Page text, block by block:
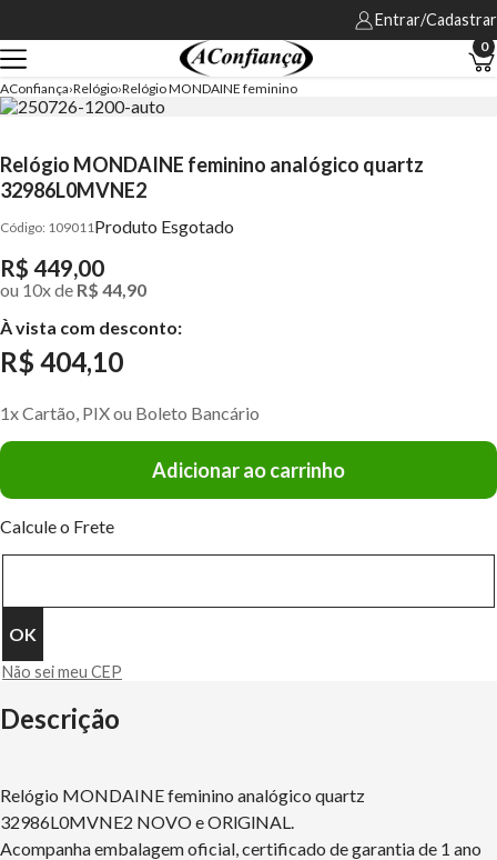
Entrar/Cadastrar
0
AConfiança Relógio Relógio MONDAINE feminino
Relógio MONDAINE feminino analógico quartz
32986L0MVNE2
109011 Produto Esgotado
R$ 449,00
ou 10xde R$ 44,90
À vista com desconto:
R$ 404,10
1x Cartão, PIX ou Boleto Bancário
Adicionar ao carrinho
Calcule o Frete
Não sei meu CEP
Descrição
Relógio MONDAINE feminino analógico quartz
32986L0MVNE2 NOVO e ORlGlNAL.
Acompanha embalagem oficial, certificado de garantia de 1 ano